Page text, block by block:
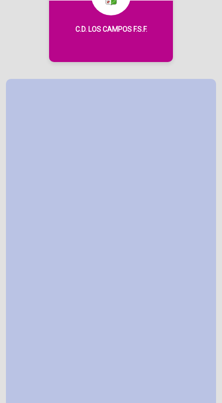
C.D. LOS CAMPOS F.S.F.